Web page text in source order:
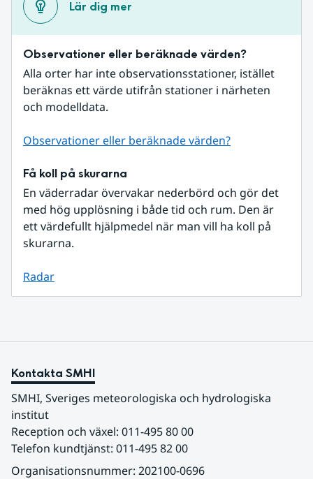
Lär dig mer
Observationer eller beräknade värden?
Alla orter har inte observationsstationer, istället
beräknas ett värde utifrån stationer i närheten
och modelldata.
Observationer eller beräknade värden?
Få koll på skurarna
En väderradar övervakar nederbörd och gör det
med hög upplösning i både tid och rum. Den är
ett värdefullt hjälpmedel när man vill ha koll på
skurarna.
Radar
Kontakta SMHI
SMHI, Sveriges meteorologiska och hydrologiska
institut
Reception och växel: 011-495 80 00
Telefon kundtjänst: 011-495 82 00
Organisationsnummer: 202100-0696